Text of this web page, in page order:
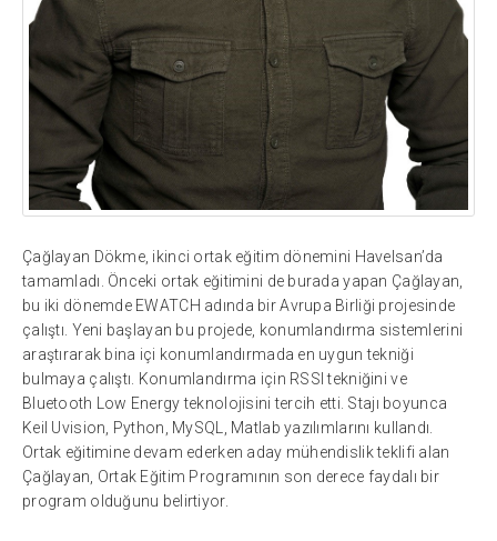
Çağlayan Dökme, ikinci ortak eğitim dönemini Havelsan’da
tamamladı. Önceki ortak eğitimini de burada yapan Çağlayan,
bu iki dönemde EWATCH adında bir Avrupa Birliği projesinde
çalıştı. Yeni başlayan bu projede, konumlandırma sistemlerini
araştırarak bina içi konumlandırmada en uygun tekniği
bulmaya çalıştı. Konumlandırma için RSSI tekniğini ve
Bluetooth Low Energy teknolojisini tercih etti. Stajı boyunca
Keil Uvision, Python, MySQL, Matlab yazılımlarını kullandı.
Ortak eğitimine devam ederken aday mühendislik teklifi alan
Çağlayan, Ortak Eğitim Programının son derece faydalı bir
program olduğunu belirtiyor.